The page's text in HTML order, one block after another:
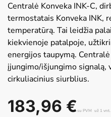
Centralė Konveka INK-C,
termostatais Konveka INK,
temperatūrą. Tai leidžia
kiekvienoje patalpoje,
energijos taupymą.
įjungimo/išjungimo signalą,
cirkuliacinius siurblius.
183,96 €su PVM už 1 vnt.